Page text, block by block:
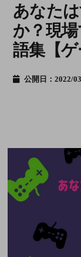
あなた
か？現
語集【ゲ
公開日：2022/